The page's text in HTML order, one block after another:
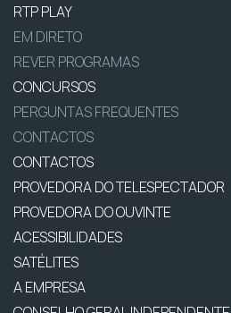
RTP PLAY
EM DIRETO
REVER PROGRAMAS
CONCURSOS
PERGUNTAS FREQUENTES
CONTACTOS
CONTACTOS
PROVEDORA DO TELESPECTADOR
PROVEDORA DO OUVINTE
ACESSIBILIDADES
SATÉLITES
A EMPRESA